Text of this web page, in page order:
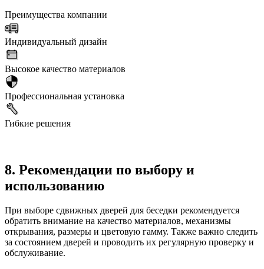
Преимущества компании
Индивидуальный дизайн
Высокое качество материалов
Профессиональная установка
Гибкие решения
8. Рекомендации по выбору и
использованию
При выборе сдвижных дверей для беседки рекомендуется
обратить внимание на качество материалов, механизмы
открывания, размеры и цветовую гамму. Также важно следить
за состоянием дверей и проводить их регулярную проверку и
обслуживание.